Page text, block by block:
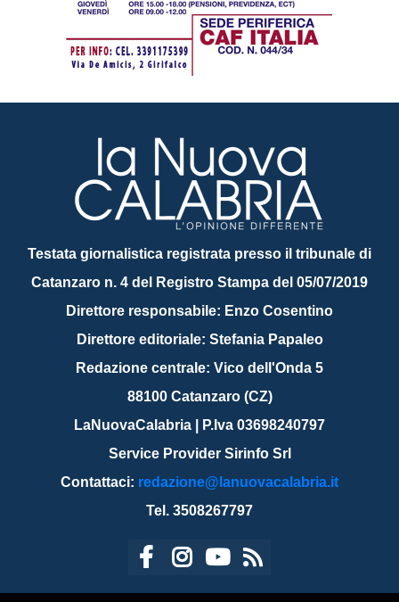
Testata giornalistica registrata presso il tribunale di
Catanzaro n. 4 del Registro Stampa del 05/07/2019
Direttore responsabile: Enzo Cosentino
Direttore editoriale: Stefania Papaleo
Redazione centrale: Vico dell'Onda 5
88100 Catanzaro (CZ)
LaNuovaCalabria | P.Iva 03698240797
Service Provider Sirinfo Srl
Contattaci: redazione@lanuovacalabria.it
Tel. 3508267797